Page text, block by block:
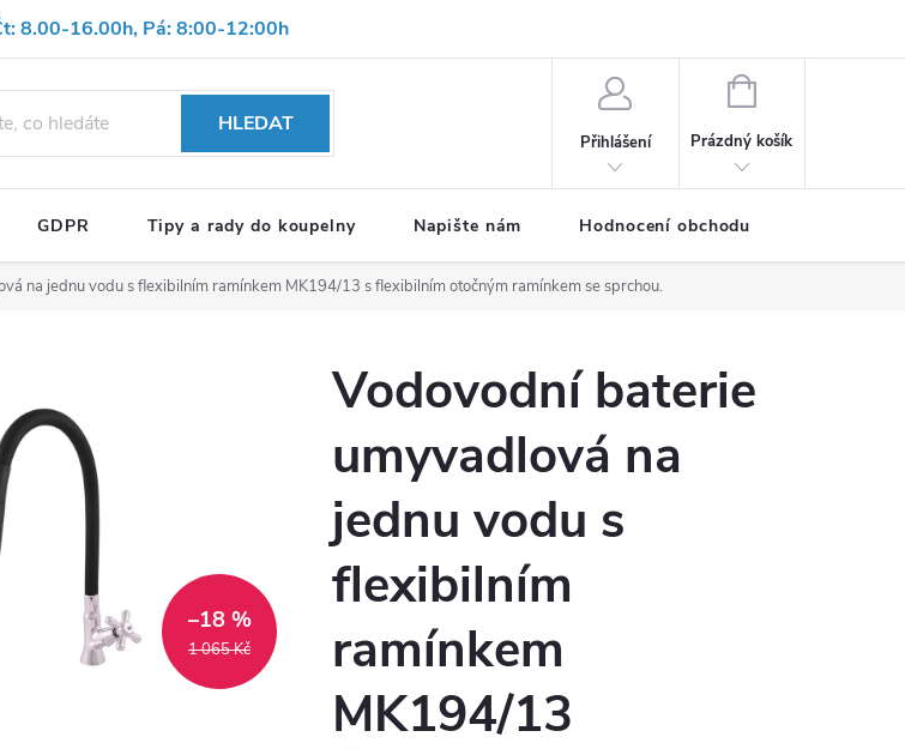
8.00-16.00h, Pá: 8:00-12:00h
Reklamační formulář OBCHODNÍ PODMÍNKY
HLEDAT
Přihlášení
NÁKUPNÍ
Prázdný košík
GDPR Tipy a rady do koupelny Napište nám Hodnocení obchodu
na jednu vodu s flexibilním ramínkem MK194/13 s flexibilním otočným ramínkem se sprchou.
1 065 Kč
–18 %
Vodovodní baterie
umyvadlová na
jednu vodu s
flexibilním
ramínkem
MK194/13